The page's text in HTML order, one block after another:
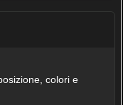
colori e